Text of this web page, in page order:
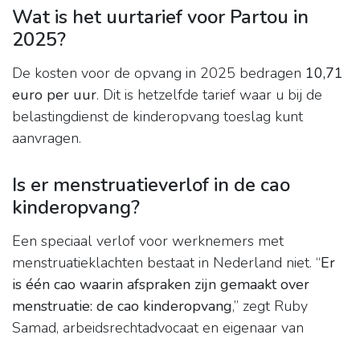
Wat is het uurtarief voor Partou in
2025?
De kosten voor de opvang in 2025 bedragen 10,71
euro per uur. Dit is hetzelfde tarief waar u bij de
belastingdienst de kinderopvang toeslag kunt
aanvragen.
Is er menstruatieverlof in de cao
kinderopvang?
Een speciaal verlof voor werknemers met
menstruatieklachten bestaat in Nederland niet. “Er
is één cao waarin afspraken zijn gemaakt over
menstruatie: de cao kinderopvang,” zegt Ruby
Samad, arbeidsrechtadvocaat en eigenaar van